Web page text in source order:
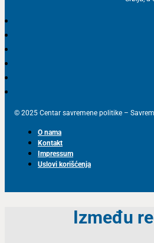
© 2025 Centar savremene politike –
O nama
Kontakt
Impressum
Uslovi korišćenja
Između